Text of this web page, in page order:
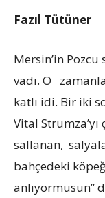
Fazıl Tütüner
Mersin’in
vadı. O
katlı idi. Bir iki
Vital Strumza’yı
sallanan,
bahçedeki
anlıyormusun”